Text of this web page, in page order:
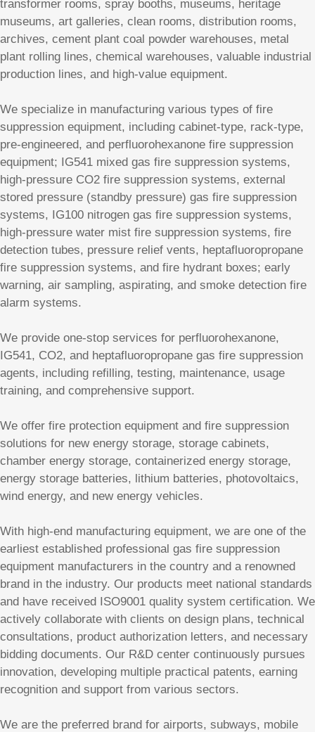
transformer rooms, spray booths, museums, heritage
museums, art galleries, clean rooms, distribution rooms,
archives, cement plant coal powder warehouses, metal
plant rolling lines, chemical warehouses, valuable industrial
production lines, and high-value equipment.
We specialize in manufacturing various types of fire
suppression equipment, including cabinet-type, rack-type,
pre-engineered, and perfluorohexanone fire suppression
equipment; IG541 mixed gas fire suppression systems,
high-pressure CO2 fire suppression systems, external
stored pressure (standby pressure) gas fire suppression
systems, IG100 nitrogen gas fire suppression systems,
high-pressure water mist fire suppression systems, fire
detection tubes, pressure relief vents, heptafluoropropane
fire suppression systems, and fire hydrant boxes; early
warning, air sampling, aspirating, and smoke detection fire
alarm systems.
We provide one-stop services for perfluorohexanone,
IG541, CO2, and heptafluoropropane gas fire suppression
agents, including refilling, testing, maintenance, usage
training, and comprehensive support.
We offer fire protection equipment and fire suppression
solutions for new energy storage, storage cabinets,
chamber energy storage, containerized energy storage,
energy storage batteries, lithium batteries, photovoltaics,
wind energy, and new energy vehicles.
With high-end manufacturing equipment, we are one of the
earliest established professional gas fire suppression
equipment manufacturers in the country and a renowned
brand in the industry. Our products meet national standards
and have received ISO9001 quality system certification. We
actively collaborate with clients on design plans, technical
consultations, product authorization letters, and necessary
bidding documents. Our R&D center continuously pursues
innovation, developing multiple practical patents, earning
recognition and support from various sectors.
We are the preferred brand for airports, subways, mobile